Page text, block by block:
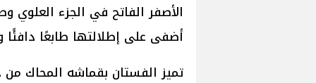
الأصفر الفاتح في الجزء العلوي
أضفى على إطلالتها طابعًا دافئًا
تميز الفستان بقماشه المحاك